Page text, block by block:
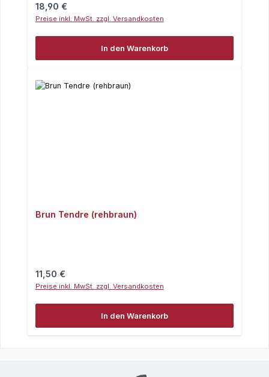
Regulärer Preis:
18,90 €
Preise inkl. MwSt. zzgl. Versandkosten
In den Warenkorb
Brun Tendre (rehbraun)
Regulärer Preis:
11,50 €
Preise inkl. MwSt. zzgl. Versandkosten
In den Warenkorb